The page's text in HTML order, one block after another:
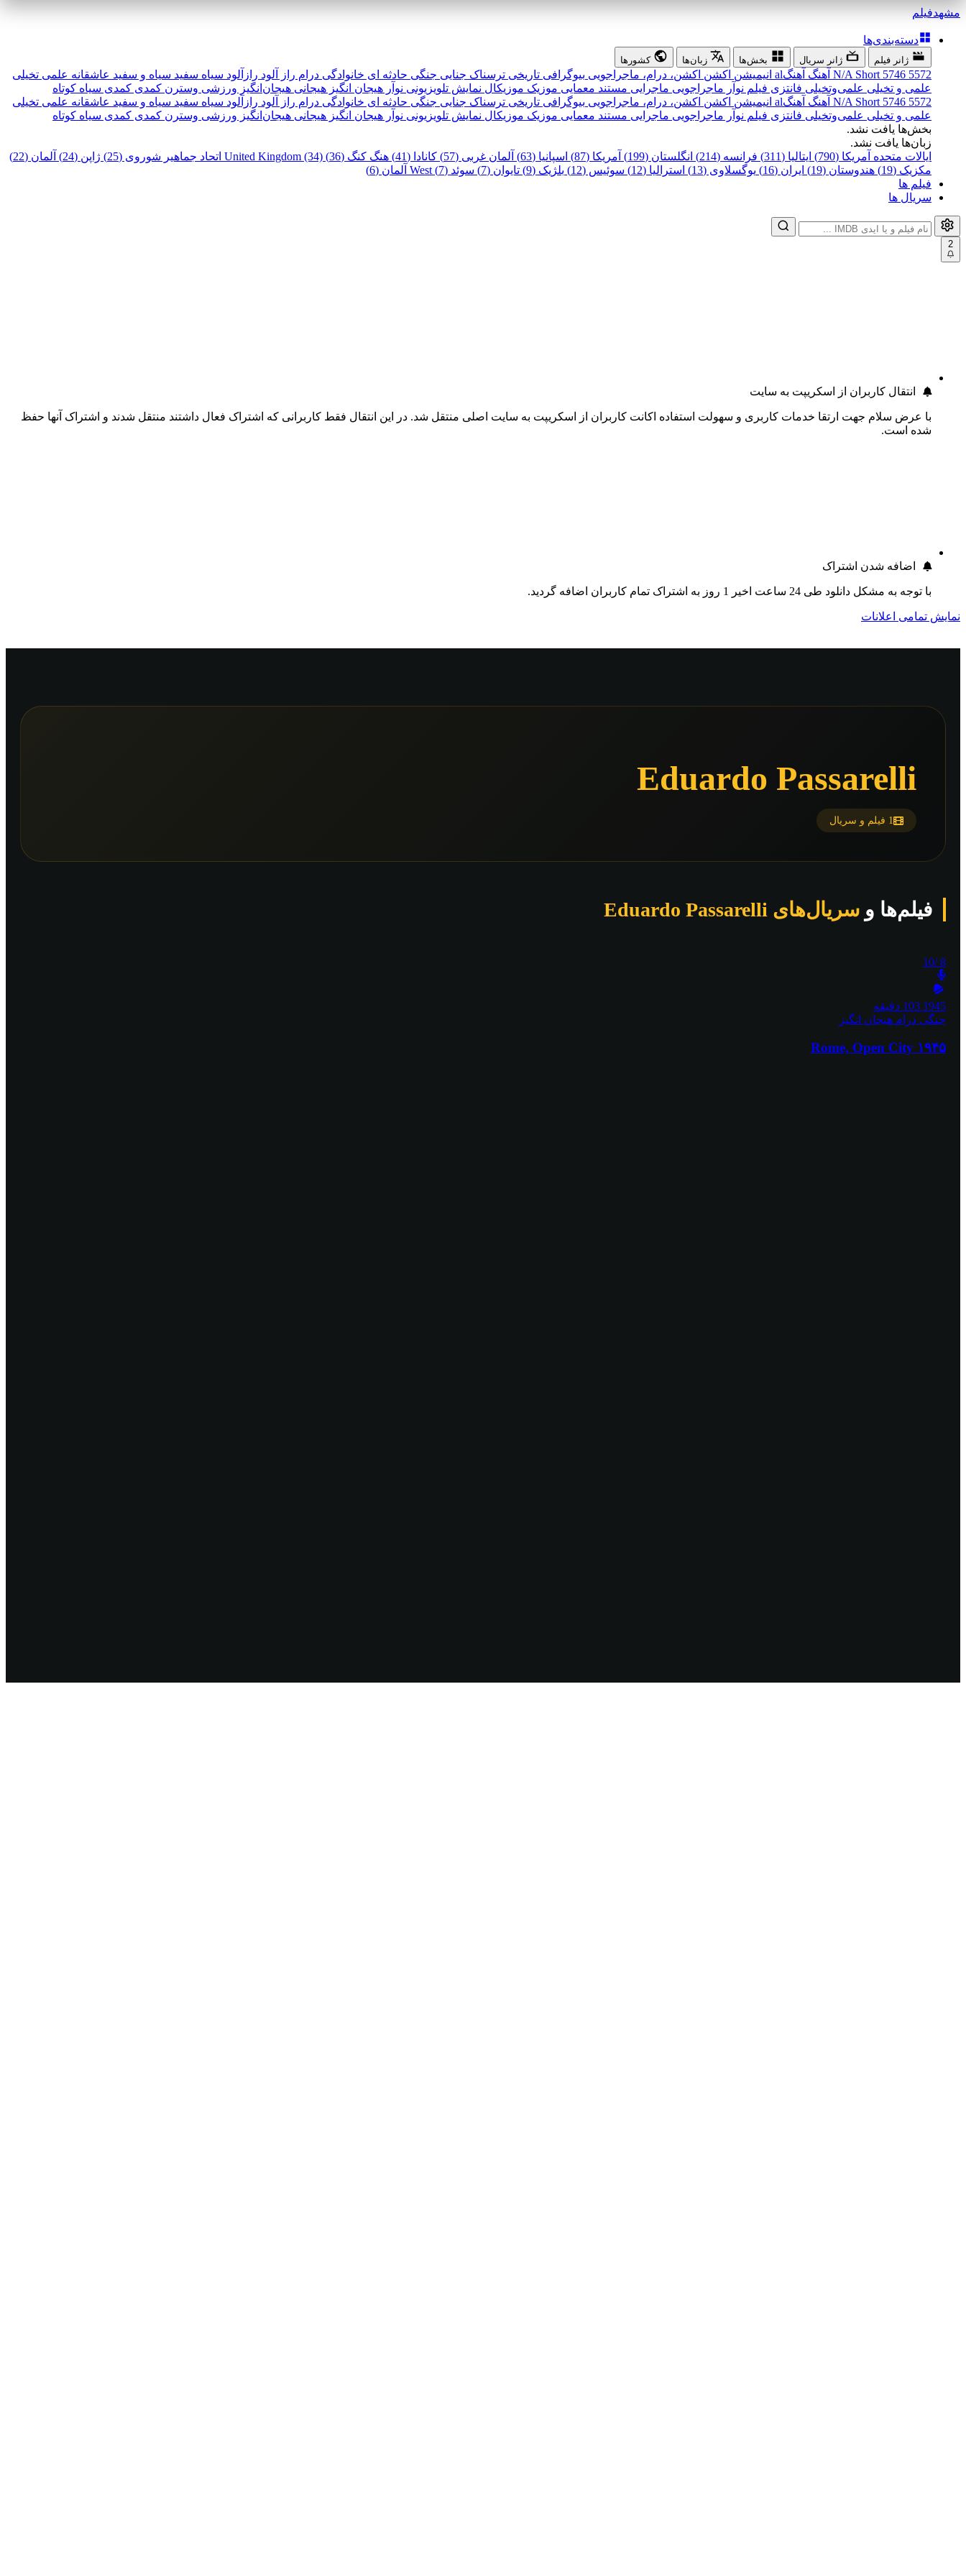
مشهدفیلم
دسته‌بندی‌ها
ژانر فیلم ژانر سریال بخش‌ها زبان‌ها کشورها
5572
5746
N/A Short آهنگ آهنگal انیمیشن اکشن اکشن، درام، ماجراجویی بیوگرافی تاریخی ترسناک جنایی جنگی حادثه ای خانوادگی درام راز آلود رازآلود سیاه سفید سیاه و سفید عاشقانه علمی تخیلی
علمی و تخیلی علمی‌و‌تخیلی فانتزی فیلم نوآر ماجراجویی ماجرایی مستند معمایی موزیک موزیکال نمایش تلویزیونی نوآر هیجان انگیز هیجانی هیجان‌انگیز ورزشی وسترن کمدی کمدی سیاه کوتاه
5572
5746
N/A Short آهنگ آهنگal انیمیشن اکشن اکشن، درام، ماجراجویی بیوگرافی تاریخی ترسناک جنایی جنگی حادثه ای خانوادگی درام راز آلود رازآلود سیاه سفید سیاه و سفید عاشقانه علمی تخیلی
علمی و تخیلی علمی‌و‌تخیلی فانتزی فیلم نوآر ماجراجویی ماجرایی مستند معمایی موزیک موزیکال نمایش تلویزیونی نوآر هیجان انگیز هیجانی هیجان‌انگیز ورزشی وسترن کمدی کمدی سیاه کوتاه
بخش‌ها یافت نشد.
زبان‌ها یافت نشد.
ایالات متحده آمریکا (790)
ایتالیا (311) فرانسه (214) انگلستان (199) آمریکا (87) اسپانیا (63) آلمان غربی (57) کانادا (41) هنگ کنگ (36) United Kingdom (34) اتحاد جماهیر شوروی (25) ژاپن (24)
آلمان (22)
مکزیک (19)
هندوستان (19) ایران (16) یوگسلاوی (13) استرالیا (12) سوئیس (12) بلژیک (9) تایوان (7) سوئد (7)
West آلمان (6)
فیلم ها
سریال ها
2
انتقال کاربران از اسکریپت به سایت
با عرض سلام جهت ارتقا خدمات کاربری و سهولت استفاده اکانت کاربران از اسکریپت به سایت اصلی منتقل شد. در این انتقال فقط کاربرانی که اشتراک فعال داشتند منتقل شدند و اشتراک آنها حفظ
شده است.
اضافه شدن اشتراک
با توجه به مشکل دانلود طی 24 ساعت اخیر 1 روز به اشتراک تمام کاربران اضافه گردید.
نمایش تمامی اعلانات
Eduardo Passarelli
1 فیلم و سریال
فیلم‌ها و سریال‌های Eduardo Passarelli
8
/10
1945 103 دقیقه
جنگی درام هیجان انگیز
۱۹۴۵ Rome, Open City